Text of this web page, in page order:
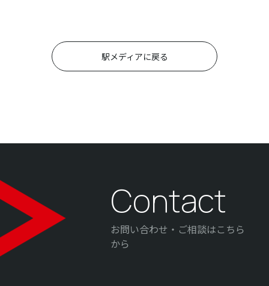
駅メディアに戻る
Contact
お問い合わせ・ご相談はこちら
から